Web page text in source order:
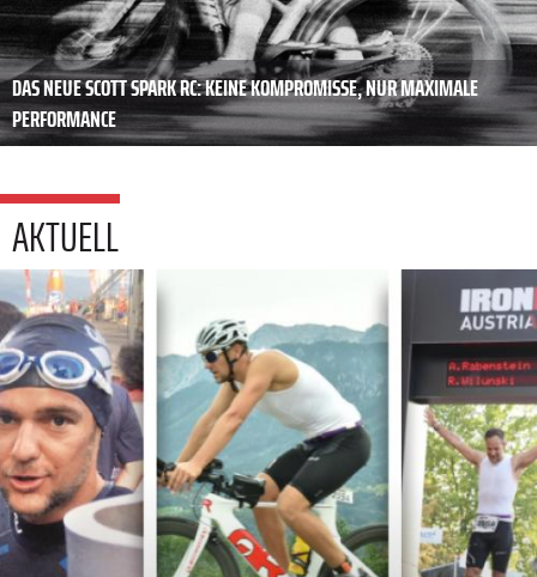
DAS NEUE SCOTT SPARK RC: KEINE KOMPROMISSE, NUR MAXIMALE
PERFORMANCE
AKTUELL